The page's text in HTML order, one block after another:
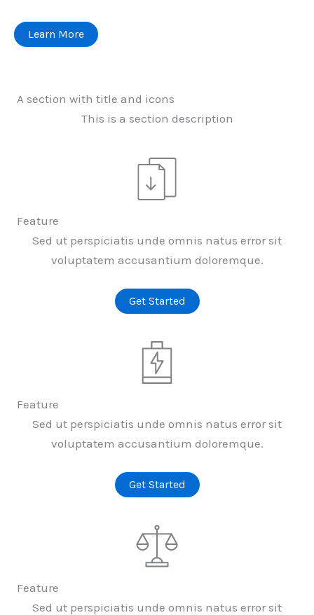
Learn More
A section with title and icons
This is a section description
Feature
Sed ut perspiciatis unde omnis natus error sit
voluptatem accusantium doloremque.
Get Started
Feature
Sed ut perspiciatis unde omnis natus error sit
voluptatem accusantium doloremque.
Get Started
Feature
Sed ut perspiciatis unde omnis natus error sit